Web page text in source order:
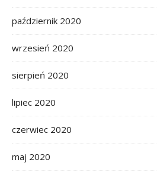
październik 2020
wrzesień 2020
sierpień 2020
lipiec 2020
czerwiec 2020
maj 2020